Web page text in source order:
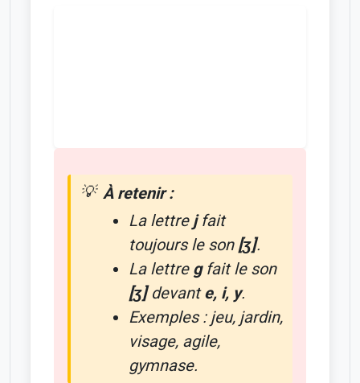
À retenir :
La lettre jfait
toujours le son [ʒ].
La lettre gfait le son
[ʒ]devante, i, y.
Exemples : jeu, jardin,
visage, agile,
gymnase.